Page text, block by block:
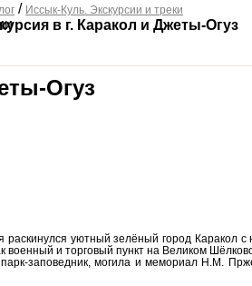
/ Иссык-Куль. Экскурсии и треки
в г. Каракол и Джеты-Огуз
Огуз
уютный зелёный город Каракол с
военный и торговый пункт на Великом
заповедник, могила и мемориал Н.М.